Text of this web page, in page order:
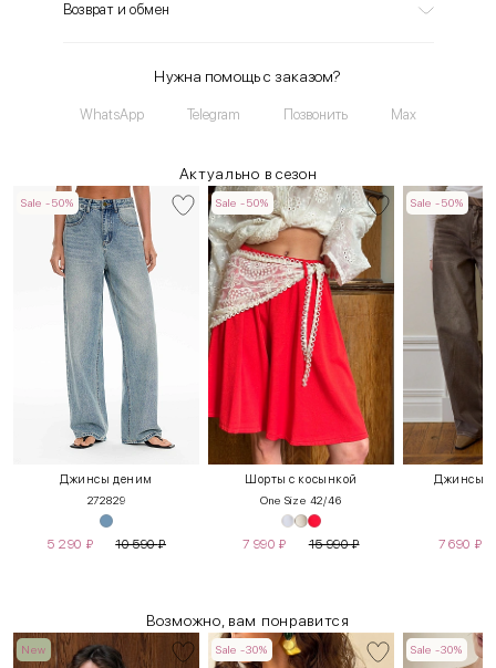
Возврат и обмен
Нужна помощь с заказом?
WhatsApp Telegram Позвонить Max
Актуально в сезон
Sale -50%
Джинсы деним
272829
5 290 ₽ 10 590₽
Sale -50%
Шорты с косынкой
One Size 42/46
7 990 ₽ 15 990₽
Sale -50%
Джинсы с
7 690 ₽
Возможно, вам понравится
New Sale -30% Sale -30%